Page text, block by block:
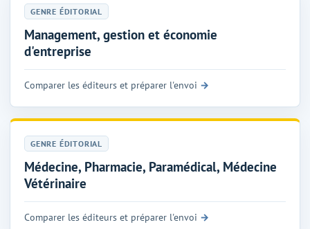
GENRE ÉDITORIAL
Management, gestion et économie
d'entreprise
Comparer les éditeurs et préparer l'envoi
GENRE ÉDITORIAL
Médecine, Pharmacie, Paramédical, Médecine
Vétérinaire
Comparer les éditeurs et préparer l'envoi